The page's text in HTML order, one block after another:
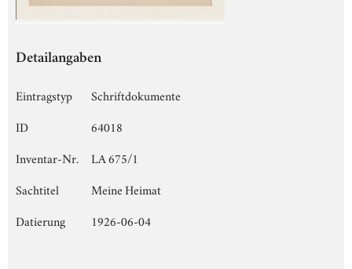
Detailangaben
Eintragstyp
Schriftdokumente
ID
64018
Inventar-Nr.
LA 675/1
Sachtitel
Meine Heimat
Datierung
1926-06-04